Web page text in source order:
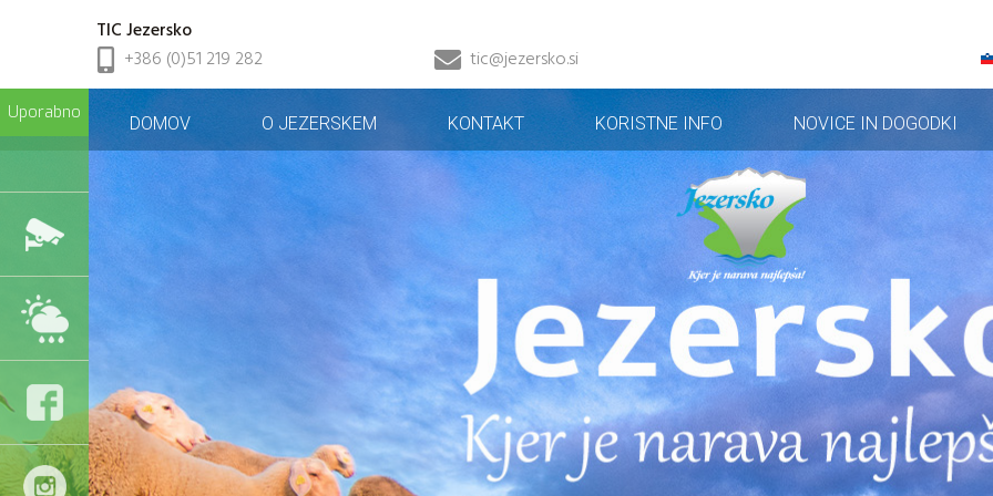
TIC Jezersko
+386 (0)51 219 282
tic@jezersko.si
Uporabno
DOMOV O JEZERSKEM KONTAKT KORISTNE INFO NOVICE IN DOGODKI